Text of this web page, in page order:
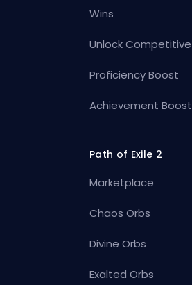
Wins
Unlock Competitive
Proficiency Boost
Achievement Boost
Path of Exile 2
Marketplace
Chaos Orbs
Divine Orbs
Exalted Orbs